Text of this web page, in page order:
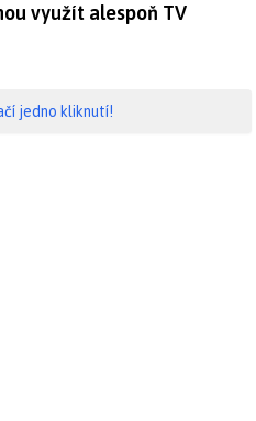
využít alespoň TV
jedno kliknutí!